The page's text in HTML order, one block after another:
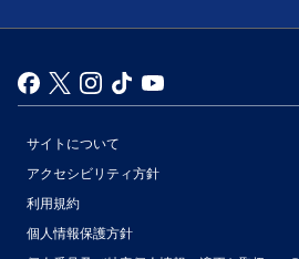
サイトについて
アクセシビリティ方針
利用規約
個人情報保護方針